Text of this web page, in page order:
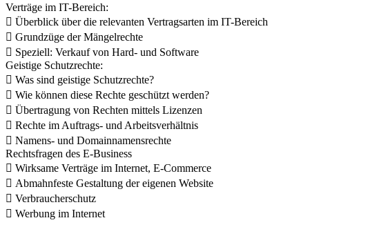
Verträge im IT-Bereich:
 Überblick über die relevanten Vertragsarten im IT-Bereich
 Grundzüge der Mängelrechte
 Speziell: Verkauf von Hard- und Software
Geistige Schutzrechte:
 Was sind geistige Schutzrechte?
 Wie können diese Rechte geschützt werden?
 Übertragung von Rechten mittels Lizenzen
 Rechte im Auftrags- und Arbeitsverhältnis
 Namens- und Domainnamensrechte
Rechtsfragen des E-Business
 Wirksame Verträge im Internet, E-Commerce
 Abmahnfeste Gestaltung der eigenen Website
 Verbraucherschutz
 Werbung im Internet